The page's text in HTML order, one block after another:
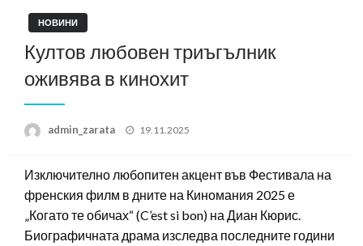
НОВИНИ
Култов любовен триъгълник
оживява в кинохит
admin_zarata
Posted
19.11.2025
Изключително любопитен акцент във Фестивала на
френския филм в дните на Киномания 2025 е
„Когато те обичах“ (C’est si bon) на Диан Кюрис.
Биографичната драма изследва последните години